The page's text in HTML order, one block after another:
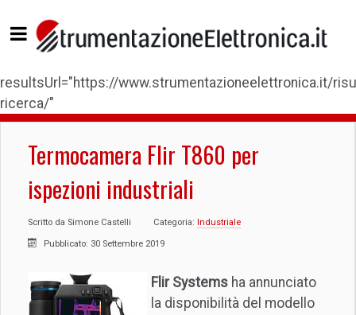
resultsUrl="https://www.strumentazioneelettronica.it/
ricerca/"
Termocamera Flir T860 per
ispezioni industriali
Scritto da Simone Castelli Categoria: Industriale
Pubblicato: 30 Settembre 2019
Flir Systems ha annunciato
la disponibilità del modello